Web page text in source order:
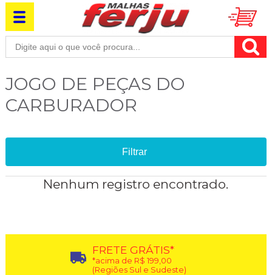
JOGO DE PEÇAS DO
CARBURADOR
Filtrar
Nenhum registro encontrado.
FRETE GRÁTIS*
*acima de R$ 199,00
(Regiões Sul e Sudeste)